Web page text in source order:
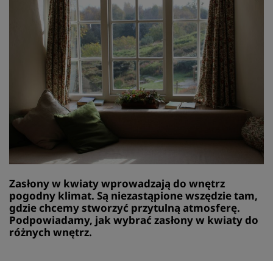
Zasłony w kwiaty wprowadzają do wnętrz
pogodny klimat. Są niezastąpione wszędzie tam,
gdzie chcemy stworzyć przytulną atmosferę.
Podpowiadamy, jak wybrać zasłony w kwiaty do
różnych wnętrz.